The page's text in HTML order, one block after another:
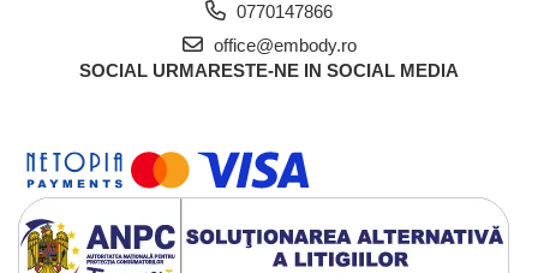
0770147866
office@embody.ro
SOCIAL URMARESTE-NE IN SOCIAL MEDIA